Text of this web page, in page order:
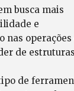
busca mais
e
nas operações
de
de